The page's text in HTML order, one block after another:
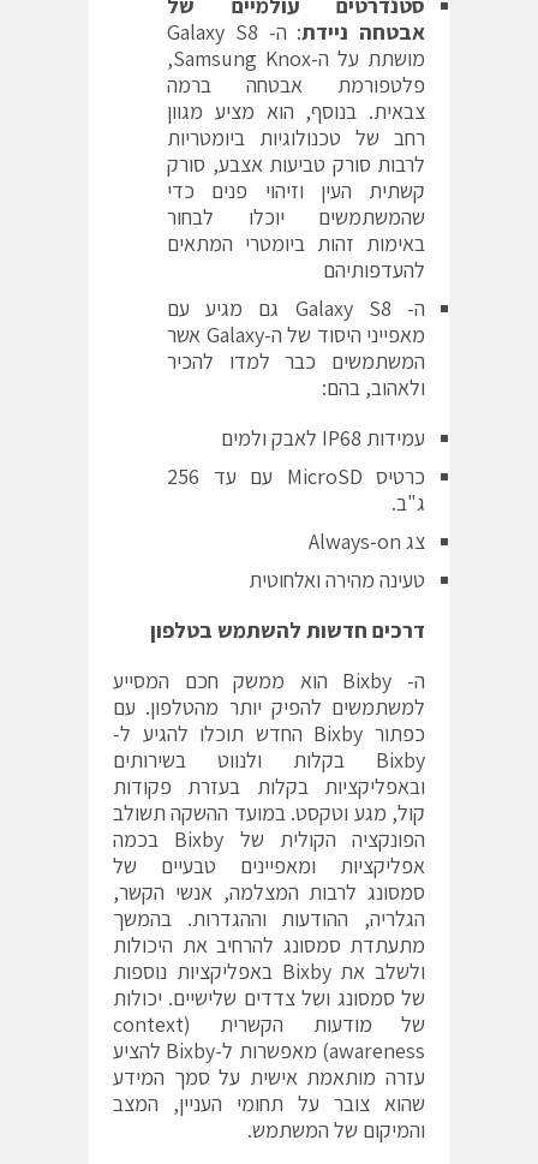
אבטחה ניידת
: ה- Galaxy S8
מושתת על ה-Samsung Knox,
פלטפורמת אבטחה ברמה
צבאית. בנוסף, הוא מציע מגוון
רחב של טכנולוגיות ביומטריות
לרבות סורק טביעות אצבע, סורק
קשתית העין וזיהוי פנים כדי
שהמשתמשים יוכלו לבחור
באימות זהות ביומטרי המתאים
להעדפותיהם
ה- Galaxy S8 גם מגיע עם
מאפייני היסוד של ה-Galaxy אשר
המשתמשים כבר למדו להכיר
ולאהוב, בהם:
עמידות IP68 לאבק ולמים
כרטיס MicroSD עם עד 256
ג"ב.
צג Always-on
טעינה מהירה ואלחוטית
דרכים חדשות להשתמש בטלפון
ה- Bixby הוא ממשק חכם המסייע
למשתמשים להפיק יותר מהטלפון. עם
כפתור Bixby החדש תוכלו להגיע ל-
Bixby בקלות ולנווט בשירותים
ובאפליקציות בקלות בעזרת פקודות
קול, מגע וטקסט. במועד ההשקה תשולב
הפונקציה הקולית של Bixby בכמה
אפליקציות ומאפיינים טבעיים של
סמסונג לרבות המצלמה, אנשי הקשר,
הגלריה, ההודעות וההגדרות. בהמשך
מתעתדת סמסונג להרחיב את היכולות
ולשלב את Bixby באפליקציות נוספות
של סמסונג ושל צדדים שלישיים. יכולות
של מודעות הקשרית (context
awareness) מאפשרות ל-Bixby להציע
עזרה מותאמת אישית על סמך המידע
שהוא צובר על תחומי העניין, המצב
והמיקום של המשתמש.